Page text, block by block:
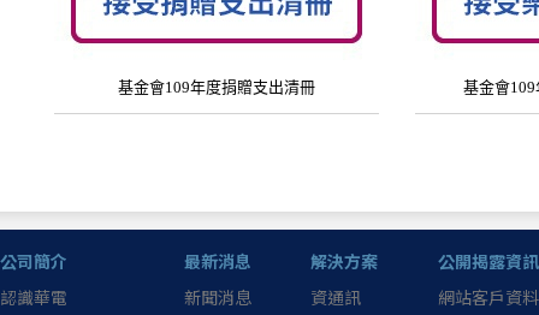
基金會109年度捐贈支出清冊 基金會
公司簡介
認識華電
最新消息
新聞消息
解決方案
資通訊
公開揭露資訊
網站客戶資